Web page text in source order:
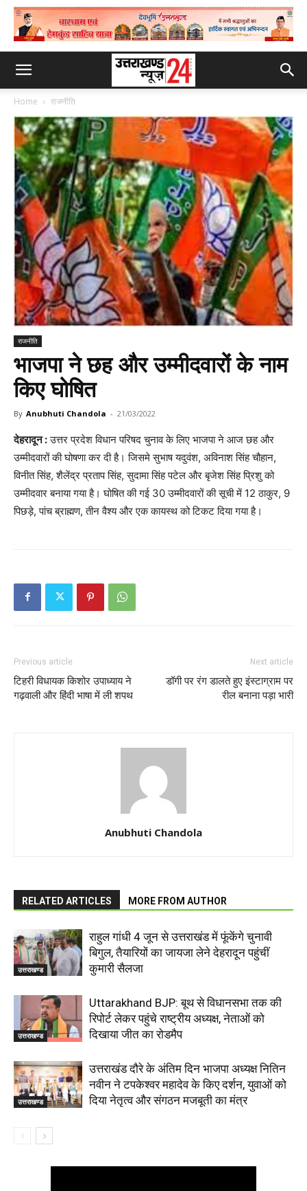
Home राजनीति
राजनीति
भाजपा ने छह और उम्मीदवारों के नाम
किए घोषित
By Anubhuti Chandola - 21/03/2022
देहरादून :उत्तर प्रदेश विधान परिषद चुनाव के लिए भाजपा ने आज छह और
उम्मीदवारों की घोषणा कर दी है। जिसमे सुभाष यदुवंश, अविनाश सिंह चौहान,
विनीत सिंह, शैलेंद्र प्रताप सिंह, सुदामा सिंह पटेल और बृजेश सिंह प्रिशु को
उम्मीदवार बनाया गया है। घोषित की गई 30 उम्मीदवारों की सूची में 12 ठाकुर, 9
पिछड़े, पांच ब्राह्मण, तीन वैश्य और एक कायस्थ को टिकट दिया गया है।
Previous article
टिहरी विधायक किशोर उपाध्याय ने
गढ़वाली और हिंदी भाषा में ली शपथ
Next article
डॉगी पर रंग डालते हुए इंस्टाग्राम पर
रील बनाना पड़ा भारी
Anubhuti Chandola
RELATED ARTICLES MORE FROM AUTHOR
उत्तराखण्ड
राहुल गांधी 4 जून से उत्तराखंड में फूंकेंगे चुनावी
बिगुल, तैयारियों का जायजा लेने देहरादून पहुंचीं
कुमारी सैलजा
उत्तराखण्ड
Uttarakhand BJP: बूथ से विधानसभा तक की
रिपोर्ट लेकर पहुंचे राष्ट्रीय अध्यक्ष, नेताओं को
दिखाया जीत का रोडमैप
उत्तराखण्ड
उत्तराखंड दौरे के अंतिम दिन भाजपा अध्यक्ष नितिन
नवीन ने टपकेश्वर महादेव के किए दर्शन, युवाओं को
दिया नेतृत्व और संगठन मजबूती का मंत्र